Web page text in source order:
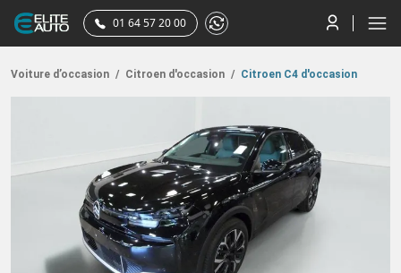
01 64 57 20 00
Voiture d’occasion / Citroen d'occasion / Citroen C4 d'occasion